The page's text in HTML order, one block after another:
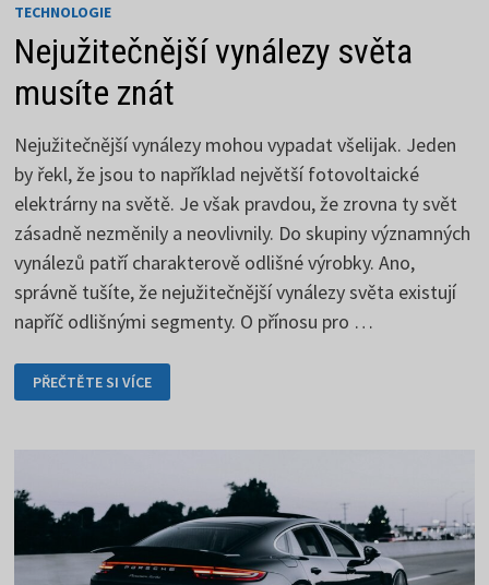
TECHNOLOGIE
Nejužitečnější vynálezy světa
musíte znát
Nejužitečnější vynálezy mohou vypadat všelijak. Jeden
by řekl, že jsou to například největší fotovoltaické
elektrárny na světě. Je však pravdou, že zrovna ty svět
zásadně nezměnily a neovlivnily. Do skupiny významných
vynálezů patří charakterově odlišné výrobky. Ano,
správně tušíte, že nejužitečnější vynálezy světa existují
napříč odlišnými segmenty. O přínosu pro …
NEJUŽITEČNĚJŠÍ
VYNÁLEZY
SVĚTA
PŘEČTĚTE SI VÍCE